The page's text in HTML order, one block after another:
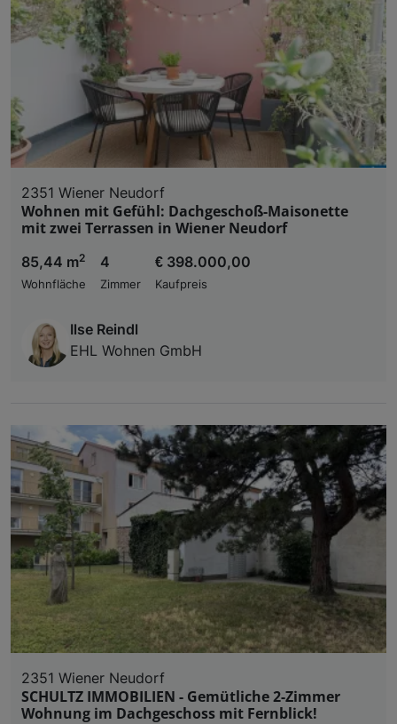
2351 Wiener Neudorf
Wohnen mit Gefühl: Dachgeschoß-Maisonette
mit zwei Terrassen in Wiener Neudorf
85,44 m2
Wohnfläche
4
Zimmer
€ 398.000,00
Kaufpreis
Ilse Reindl
EHL Wohnen GmbH
2351 Wiener Neudorf
SCHULTZ IMMOBILIEN - Gemütliche 2-Zimmer
Wohnung im Dachgeschoss mit Fernblick!